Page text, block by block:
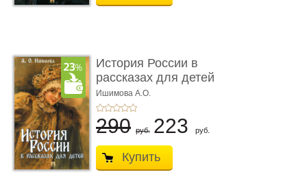
История России в
рассказах для детей
Ишимова А.О.
290 руб. 223 руб.
Купить